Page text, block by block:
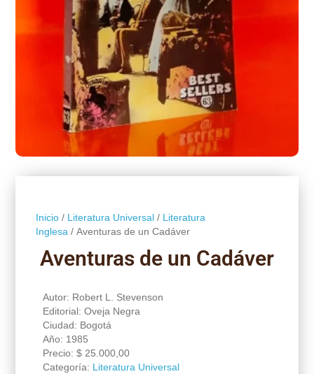
Inicio/ Literatura Universal/ Literatura
Inglesa / Aventuras de un Cadáver
Aventuras de un Cadáver
Autor: Robert L. Stevenson
Editorial: Oveja Negra
Ciudad: Bogotá
Año: 1985
Precio: $25.000,00
Categoría: Literatura Universal